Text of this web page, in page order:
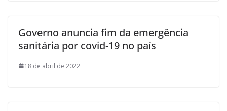
Governo anuncia fim da emergência
sanitária por covid-19 no país
18 de abril de 2022